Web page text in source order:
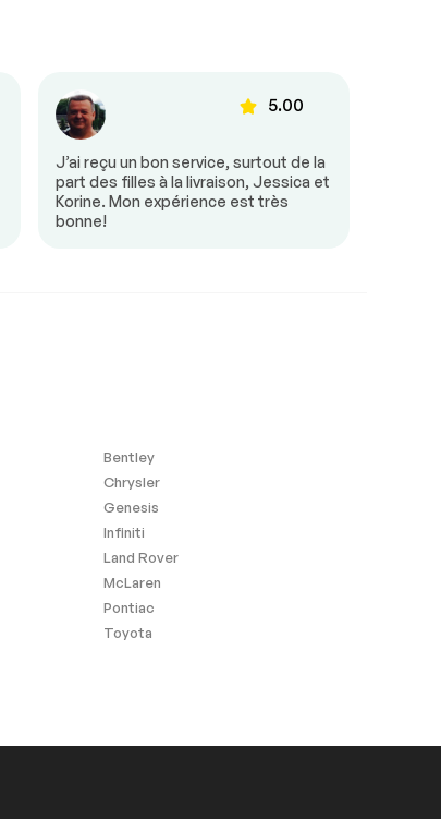
5.00
J’ai reçu un bon service, surtout de la
part des filles à la livraison, Jessica et
Korine. Mon expérience est très
bonne!
Bentley
Chrysler
Genesis
Infiniti
Land Rover
McLaren
Pontiac
Toyota